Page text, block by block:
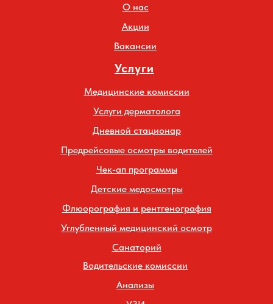
О нас
Акции
Вакансии
Услуги
Медицинские комиссии
Услуги дерматолога
Дневной стационар
Предрейсовые осмотры водителей
Чек-ап программы
Детские медосмотры
Флюорография и рентгенография
Углубленный медицинский осмотр
Санаторий
Водительские комиссии
Анализы